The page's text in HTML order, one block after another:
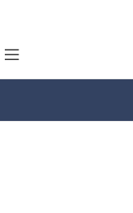
Descarga nuestro